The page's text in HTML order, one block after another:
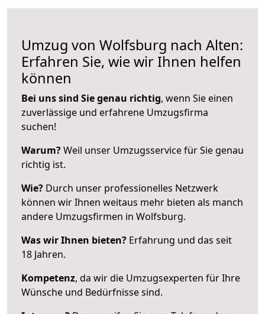
Umzug von Wolfsburg nach Alten:
Erfahren Sie, wie wir Ihnen helfen
können
Bei uns sind Sie genau richtig, wenn Sie einen
zuverlässige und erfahrene Umzugsfirma
suchen!
Warum?Weil unser Umzugsservice für Sie genau
richtig ist.
Wie? Durch unser professionelles Netzwerk
können wir Ihnen weitaus mehr bieten als manch
andere Umzugsfirmen in Wolfsburg.
Was wir Ihnen bieten? Erfahrung und das seit
18 Jahren.
Kompetenz, da wir die Umzugsexperten für Ihre
Wünsche und Bedürfnisse sind.